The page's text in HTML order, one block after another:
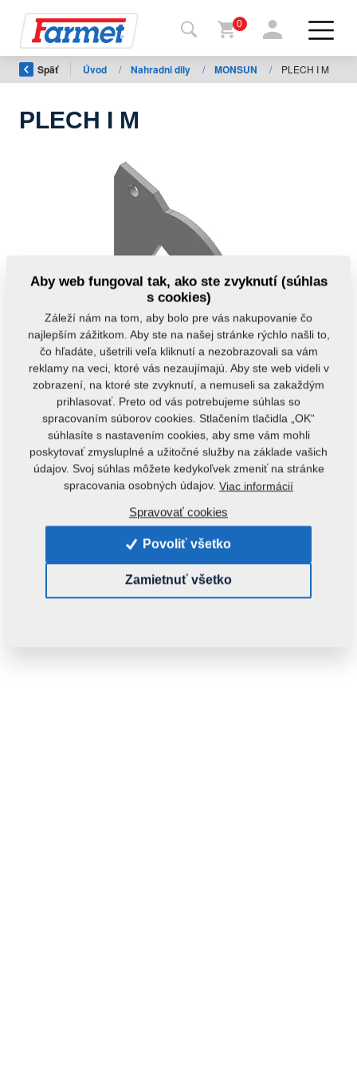
Späť
na
stiahnutie
0
Späť Úvod / Nahradni dily / MONSUN / PLECH I M
PLECH I M
Kód produktu: m81230104-235
Tento diel je použiteľný aj pre nasledovné stroje:
0,1600 Kg
Aby web fungoval tak, ako ste zvyknutí (súhlas
s cookies)
Záleží nám na tom, aby bolo pre vás nakupovanie čo
najlepším zážitkom. Aby ste na našej stránke rýchlo našli to,
čo hľadáte, ušetrili veľa kliknutí a nezobrazovali sa vám
reklamy na veci, ktoré vás nezaujímajú. Aby ste web videli v
zobrazení, na ktoré ste zvyknutí, a nemuseli sa zakaždým
prihlasovať. Preto od vás potrebujeme súhlas so
spracovaním súborov cookies. Stlačením tlačidla „OK“
súhlasíte s nastavením cookies, aby sme vám mohli
poskytovať zmysluplné a užitočné služby na základe vašich
údajov. Svoj súhlas môžete kedykoľvek zmeniť na stránke
spracovania osobných údajov. Viac informácií
Spravovať cookies
Povoliť všetko
Zamietnuť všetko